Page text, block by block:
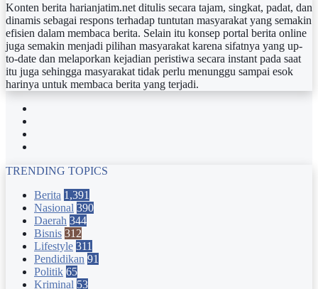
Konten berita harianjatim.net ditulis secara tajam, singkat, padat, dan
dinamis sebagai respons terhadap tuntutan masyarakat yang semakin
efisien dalam membaca berita. Selain itu konsep portal berita online
juga semakin menjadi pilihan masyarakat karena sifatnya yang up-
to-date dan melaporkan kejadian peristiwa secara instant pada saat
itu juga sehingga masyarakat tidak perlu menunggu sampai esok
harinya untuk membaca berita yang terjadi.
TRENDING TOPICS
Berita 1,391
Nasional 390
Daerah 344
Bisnis 312
Lifestyle 311
Pendidikan 91
Politik 65
Kriminal 53